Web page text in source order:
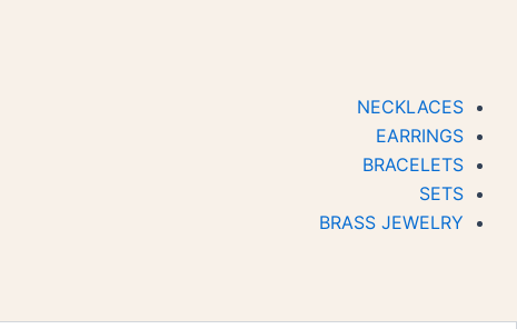
NECKLACES
EARRINGS
BRACELETS
SETS
BRASS JEWELRY